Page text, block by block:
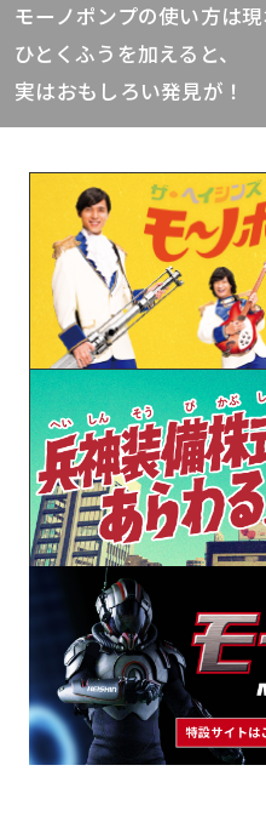
モーノポンプの使い方は現
ひとくふうを加えると、
実はおもしろい発見が！